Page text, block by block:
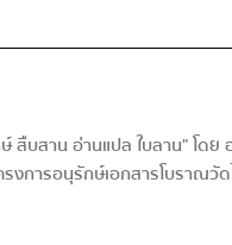
สืบสาน อ่านแปล ใบลาน" โ
การอนุรักษ์เอกสารโบราณวัด